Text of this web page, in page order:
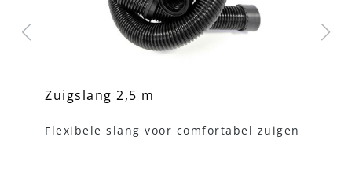
Zuigslang 2,5 m
Flexibele slang voor comfortabel zuigen